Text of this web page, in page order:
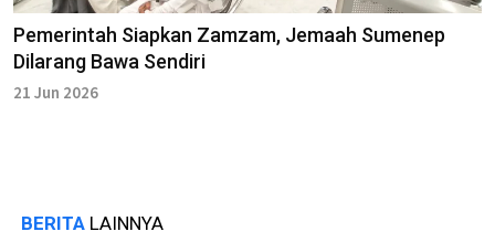
Pemerintah Siapkan Zamzam, Jemaah Sumenep
Dilarang Bawa Sendiri
21 Jun 2026
BERITA LAINNYA